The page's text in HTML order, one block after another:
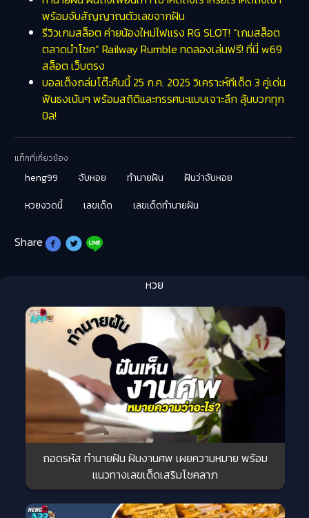
พร้อมจับสัญญาณตัวเลขจากฝัน
รีวิวเกมสล็อต ค่ายน้องใหม่ไฟแรง RG SLOT! “เกมสล็อต
ตลาดนำโชค” Railway Rumble ทดลองเล่นฟรี! ที่นี่ w69
สล็อต เว็บตรง
บอลเต็งถล่มโต๊ะคืนนี้ 25 ก.ค. 2025 วิเคราะห์ทีเด็ด 3 คู่เด่น
ฟันธงเน้นๆ พร้อมสถิติและทรรศนะแบบเจาะลึก ลุ้นบวกทุก
บิล!
แท็กที่เกี่ยวข้อง
heng99 จับหอย ทำนายฝัน
ฝันว่าจับหอย
หวยงวดนี้
เลขเด็ด เลขเด็ดทำนายฝัน
Share
หวย
ถอดรหัส ทำนายฝัน ฝันงานศพ เผยความหมาย พร้อม
แนวทางเลขเด็ดเสริมโชคลาภ